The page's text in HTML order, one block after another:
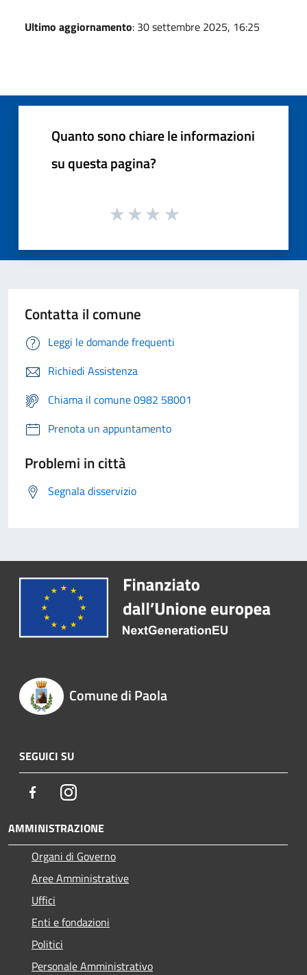
Ultimo aggiornamento: 30 settembre 2025, 16:25
Quanto sono chiare le informazioni
su questa pagina?
Contatta il comune
Leggi le domande frequenti
Richiedi Assistenza
Chiama il comune 0982 58001
Prenota un appuntamento
Problemi in città
Segnala disservizio
Comune di Paola
SEGUICI SU
FacebookInstagram
AMMINISTRAZIONE
Organi di Governo
Aree Amministrative
Uffici
Enti e fondazioni
Politici
Personale Amministrativo